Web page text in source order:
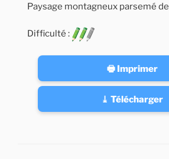
Paysage montagneux parsemé
Difficulté :
🖶 Imprimer
⤓ Télécharger